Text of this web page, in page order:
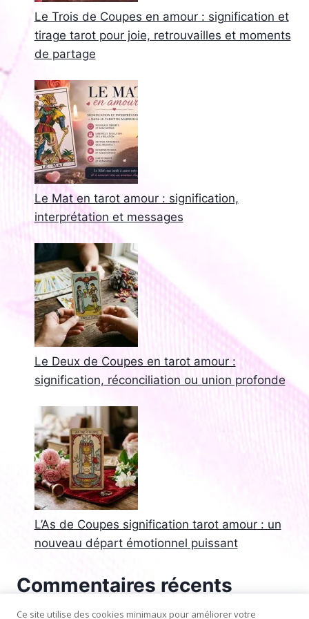
Le Trois de Coupes en amour : signification et
tirage tarot pour joie, retrouvailles et moments
de partage
Le Mat en tarot amour : signification,
interprétation et messages
Le Deux de Coupes en tarot amour :
signification, réconciliation ou union profonde
L’As de Coupes signification tarot amour : un
nouveau départ émotionnel puissant
Commentaires récents
Aucun commentaire à afficher.
Ce site utilise des cookies minimaux pour améliorer votre